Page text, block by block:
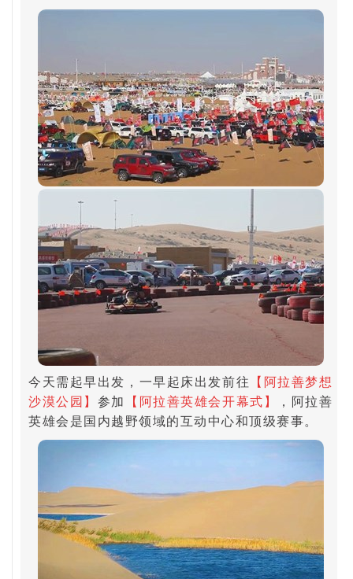
今天需起早出发，一早起床出发前往 【阿拉善梦想
沙漠公园】 参加 【阿拉善英雄会开幕式】
，阿拉善
英雄会是国内越野领域的互动中心和顶级赛事。